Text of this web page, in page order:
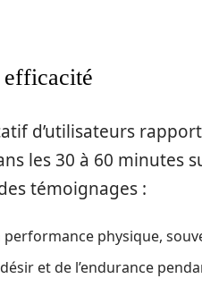
efficacité
d’utilisateurs
les 30 à 60 minutes
témoignages :
physique,
et de l’endurance